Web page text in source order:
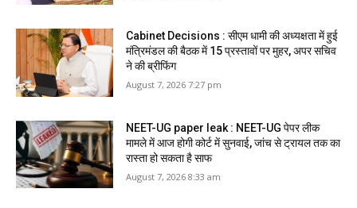
Cabinet Decisions : सीएम धामी की अध्यक्षता में हुई
मंत्रिमंडल की बैठक में 15 प्रस्तावों पर मुहर, अपर सचिव
ने की ब्रीफिंग
August 7, 2026 7:27 pm
NEET-UG paper leak : NEET-UG पेपर लीक
मामले में आज होगी कोर्ट में सुनवाई, जांच से ट्रायल तक का
रास्ता हो सकता है साफ
August 7, 2026 8:33 am